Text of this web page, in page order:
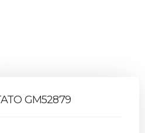
GM52879